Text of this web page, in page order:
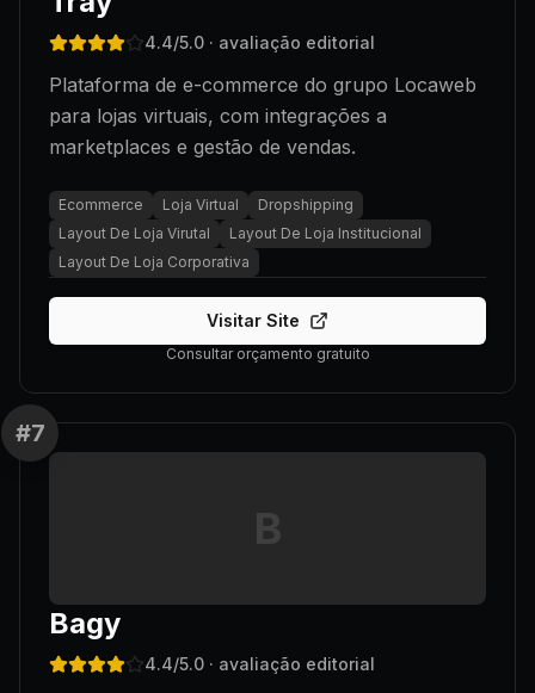
4.4/5.0 · avaliação editorial
Plataforma de e-commerce do grupo Locaweb
para lojas virtuais, com integrações a
marketplaces e gestão de vendas.
Ecommerce Loja Virtual
Dropshipping
Layout De Loja Virutal
Layout De Loja Institucional
Layout De Loja Corporativa
Visitar Site
Consultar orçamento gratuito
#7
B
Bagy
4.4/5.0 · avaliação editorial